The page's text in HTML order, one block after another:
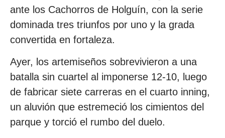
ante los Cachorros de Holguín, con la serie
dominada tres triunfos por uno y la grada
convertida en fortaleza.
Ayer, los artemiseños sobrevivieron a una
batalla sin cuartel al imponerse 12-10, luego
de fabricar siete carreras en el cuarto inning,
un aluvión que estremeció los cimientos del
parque y torció el rumbo del duelo.